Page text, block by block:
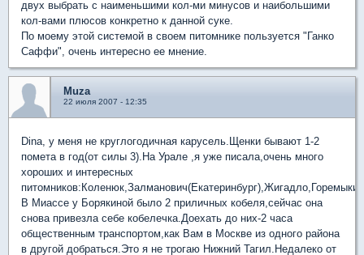
двух выбрать с наименьшими кол-ми минусов и наибольшими
кол-вами плюсов конкретно к данной суке.
По моему этой системой в своем питомнике пользуется "Ганко
Саффи", очень интересно ее мнение.
Muza
22 июля 2007 - 12:35
Dina, у меня не круглогодичная карусель.Щенки бывают 1-2
помета в год(от силы 3).На Урале ,я уже писала,очень много
хороших и интересных
В Миассе у Борякиной было 2 приличных кобеля,сейчас она
снова привезла себе кобелечка.Доехать до них-2 часа
общественным транспортом,как Вам в Москве из одного района
в другой добраться.Это я не трогаю Нижний Тагил.Недалеко от